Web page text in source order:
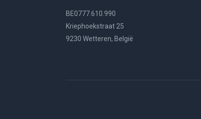
BE0777.610.990
Kriephoekstraat 25
9230 Wetteren, België